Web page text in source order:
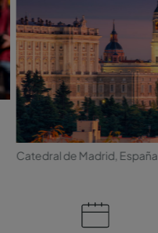
Catedral de Madrid, España